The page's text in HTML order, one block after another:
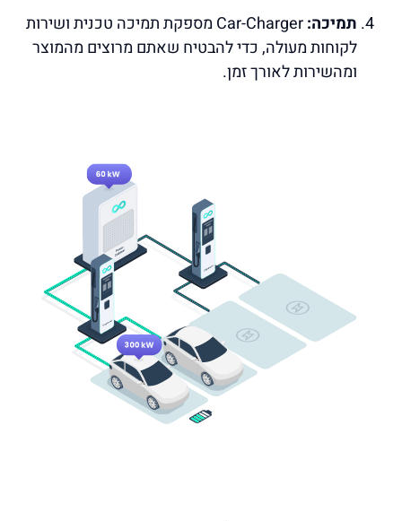
תמיכה:
Car-Charger מספקת תמיכה טכנית ושירות
לקוחות מעולה, כדי להבטיח שאתם מרוצים מהמוצר
ומהשירות לאורך זמן.